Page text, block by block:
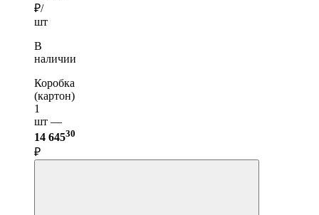
₽/
шт
В
наличии
Коробка
(картон)
1
шт —
14 64530
₽